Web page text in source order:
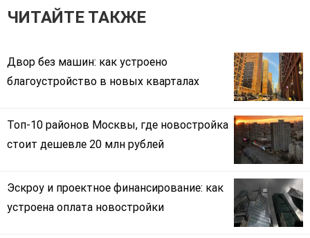
ЧИТАЙТЕ ТАКЖЕ
Двор без машин: как устроено
благоустройство в новых кварталах
Топ-10 районов Москвы, где новостройка
стоит дешевле 20 млн рублей
Эскроу и проектное финансирование: как
устроена оплата новостройки